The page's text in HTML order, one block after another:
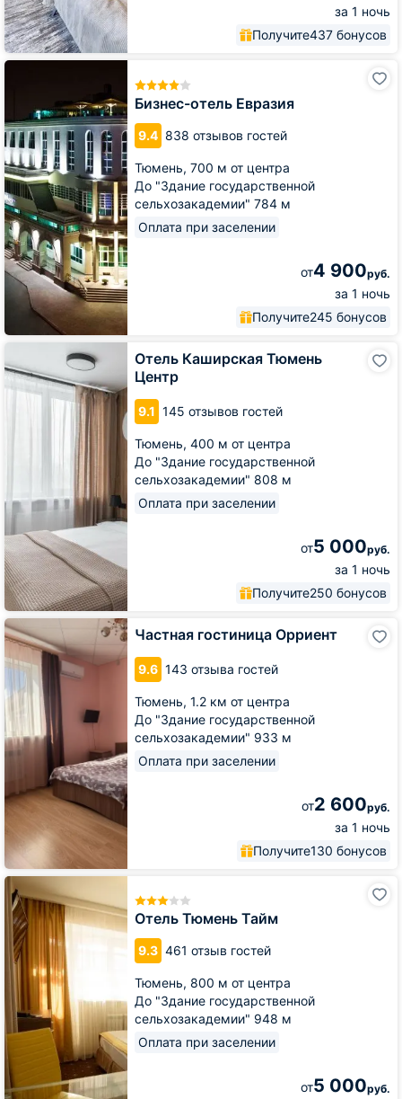
за 1 ночь
Получите437 бонусов
Бизнес-отель Евразия
9.4 838 отзывов гостей
Тюмень, 700 м от центра
До "Здание государственной
сельхозакадемии" 784 м
Оплата при заселении
от4 900руб.
за 1 ночь
Получите245 бонусов
Бизнес-
Отель Каширская Тюмень
Центр
9.1 145 отзывов гостей
Тюмень, 400 м от центра
До "Здание государственной
сельхозакадемии" 808 м
Оплата при заселении
от5 000руб.
за 1 ночь
Получите250 бонусов
Каширская
Тюмень
Центр
Частная гостиница Орриент
9.6 143 отзыва гостей
Тюмень, 1.2 км от центра
До "Здание государственной
сельхозакадемии" 933 м
Оплата при заселении
от2 600руб.
за 1 ночь
Получите130 бонусов
Частная
гостиница
Орриент
Отель Тюмень Тайм
9.3 461 отзыв гостей
Тюмень, 800 м от центра
До "Здание государственной
сельхозакадемии" 948 м
Оплата при заселении
от5 000руб.
Отель
Тюмень
Тайм